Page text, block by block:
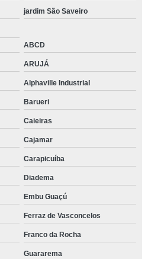
jardim São Saveiro
ABCD
ARUJÁ
Alphaville Industrial
Barueri
Caieiras
Cajamar
Carapicuíba
Diadema
Embu Guaçú
Ferraz de Vasconcelos
Franco da Rocha
Guararema